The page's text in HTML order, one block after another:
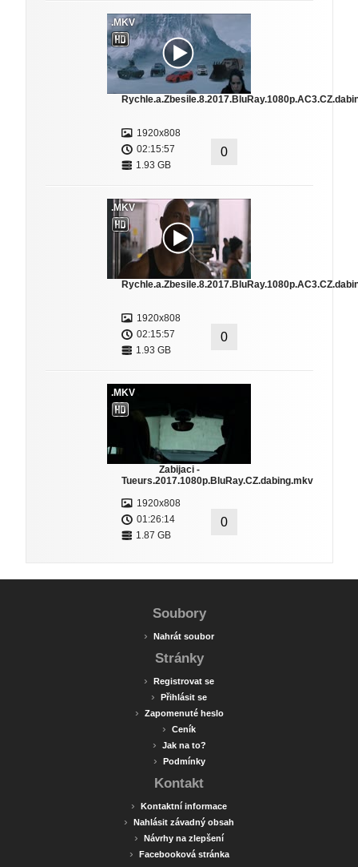
.MKV
1920x808
02:15:57
1.93 GB
0
.MKV
1920x808
02:15:57
1.93 GB
0
.MKV
Zabijaci -
Tueurs.2017.1080p.BluRay.CZ.dabing.mkv
1920x808
01:26:14
1.87 GB
0
Soubory
› Nahrát soubor
Stránky
› Registrovat se
› Přihlásit se
› Zapomenuté heslo
› Ceník
› Jak na to?
› Podmínky
Kontakt
› Kontaktní informace
› Nahlásit závadný obsah
› Návrhy na zlepšení
› Facebooková stránka